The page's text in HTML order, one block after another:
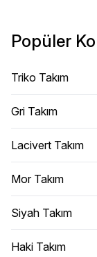
Popüler
Triko Takım
Gri Takım
Lacivert Takım
Mor Takım
Siyah Takım
Haki Takım